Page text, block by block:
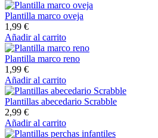
Plantilla marco oveja
1,99 €
Añadir al carrito
Plantilla marco reno
1,99 €
Añadir al carrito
Plantillas abecedario Scrabble
2,99 €
Añadir al carrito